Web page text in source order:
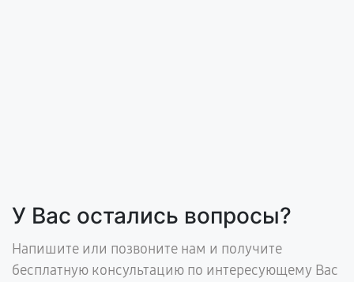
У Вас остались вопросы?
Напишите или позвоните нам и получите
бесплатную консультацию по интересующему Вас